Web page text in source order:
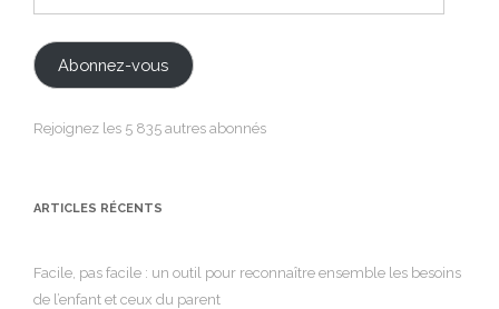
e-
Abonnez-vous
Rejoignez les 5 835 autres abonnés
ARTICLES RÉCENTS
Facile, pas facile : un outil pour reconnaître ensemble les besoins
de l’enfant et ceux du parent